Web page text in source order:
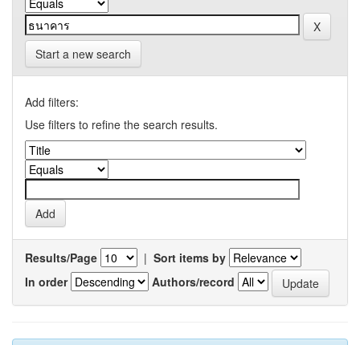
Start a new search
Add filters:
Use filters to refine the search results.
Results/Page | Sort items by
In order
Authors/record